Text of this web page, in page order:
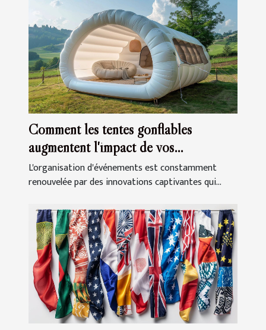
Comment les tentes gonflables
augmentent l'impact de vos
événements
L'organisation d'événements est constamment
renouvelée par des innovations captivantes qui...